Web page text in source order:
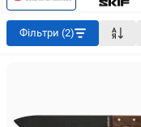
Фільтри (2)